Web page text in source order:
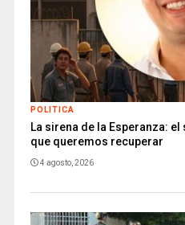
POLITICA
La sirena de la Esperanza:
que queremos recuperar
4 agosto, 2026